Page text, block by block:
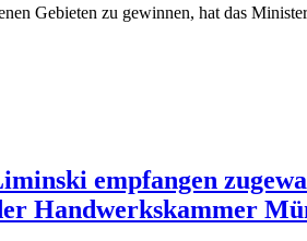
Gebieten zu gewinnen, hat das
empfangen
Handwerkskammer